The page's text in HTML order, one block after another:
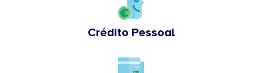
Crédito Pessoal